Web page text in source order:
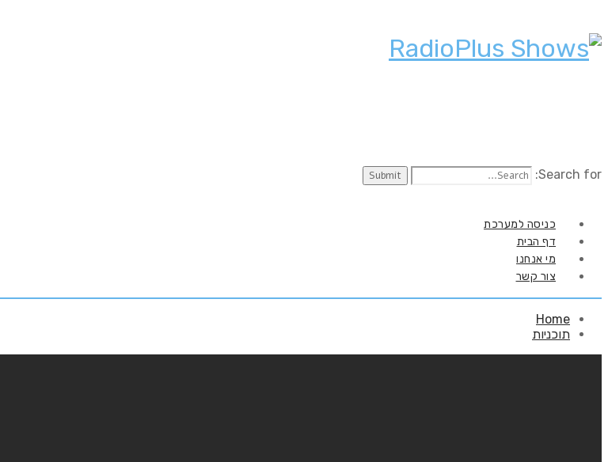
Search for:
כניסה למערכת
דף הבית
מי אנחנו
צור קשר
Home
תוכניות